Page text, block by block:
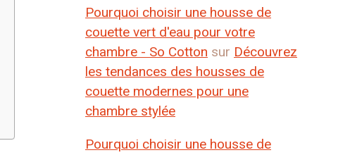
Pourquoi choisir une housse de
couette vert d'eau pour votre
chambre - So Cotton sur Découvrez
les tendances des housses de
couette modernes pour une
chambre stylée
Pourquoi choisir une housse de